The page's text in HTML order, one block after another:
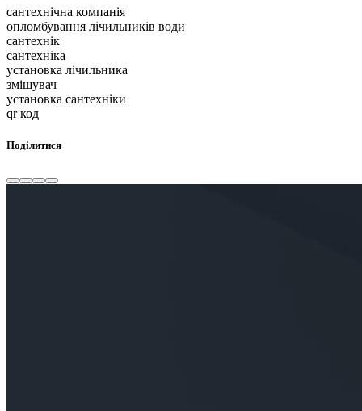
сантехнічна компанія
опломбування лічильників води
сантехнік
сантехніка
установка лічильника
змішувач
установка сантехніки
qr код
Поділитися